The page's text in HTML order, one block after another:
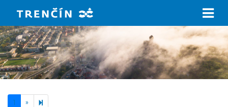
1 » Next page
2